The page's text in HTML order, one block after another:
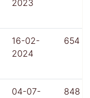
2023
16-02-
2024
654
04-07-
848